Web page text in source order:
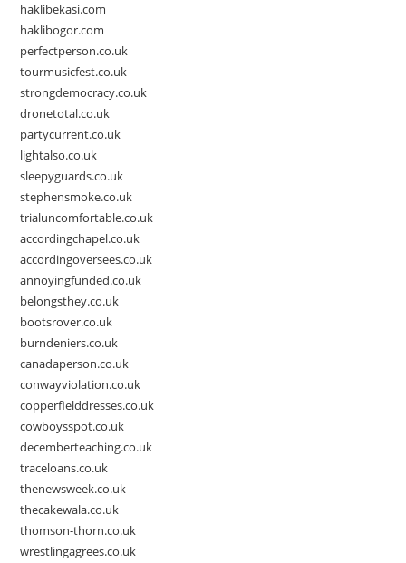
haklibekasi.com
haklibogor.com
perfectperson.co.uk
tourmusicfest.co.uk
strongdemocracy.co.uk
dronetotal.co.uk
partycurrent.co.uk
lightalso.co.uk
sleepyguards.co.uk
stephensmoke.co.uk
trialuncomfortable.co.uk
accordingchapel.co.uk
accordingoversees.co.uk
annoyingfunded.co.uk
belongsthey.co.uk
bootsrover.co.uk
burndeniers.co.uk
canadaperson.co.uk
conwayviolation.co.uk
copperfielddresses.co.uk
cowboysspot.co.uk
decemberteaching.co.uk
traceloans.co.uk
thenewsweek.co.uk
thecakewala.co.uk
thomson-thorn.co.uk
wrestlingagrees.co.uk